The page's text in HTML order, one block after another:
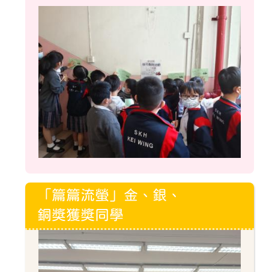
「篇篇流螢」金、銀、
銅獎獲獎同學